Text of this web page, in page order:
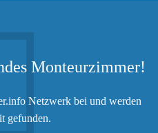
Monteurzimmer!
Netzwerk bei und werden
gefunden.